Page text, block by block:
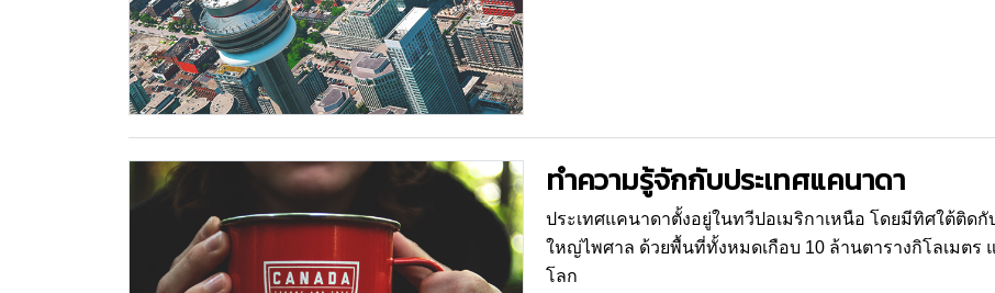
ทำความรู้จักกับประเทศแคนาดา
ประเทศแคนาดาตั้งอยู่ในทวีปอเมริกาเหนือ โดยมีทิศใต้ติด
ใหญ่ไพศาล ด้วยพื้นที่ทั้งหมดเกือบ 10 ล้านตารางกิโลเมตร
โลก